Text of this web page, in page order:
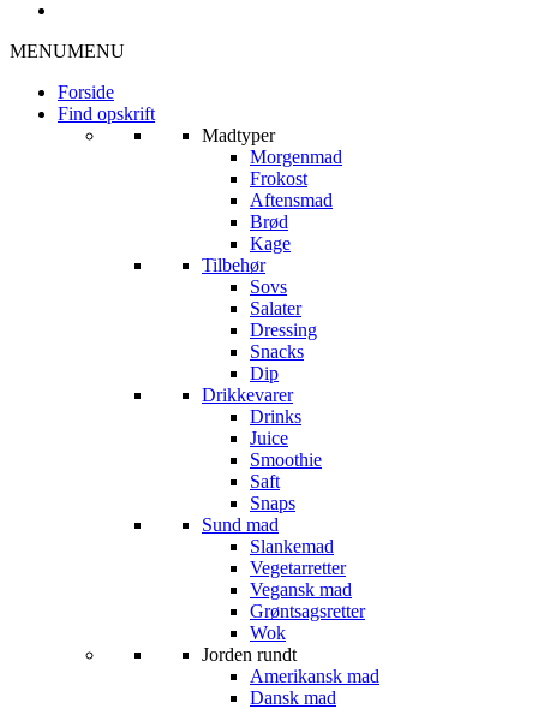
MENUMENU
Forside
Find opskrift
Madtyper
Morgenmad
Frokost
Aftensmad
Brød
Kage
Tilbehør
Sovs
Salater
Dressing
Snacks
Dip
Drikkevarer
Drinks
Juice
Smoothie
Saft
Snaps
Sund mad
Slankemad
Vegetarretter
Vegansk mad
Grøntsagsretter
Wok
Jorden rundt
Amerikansk mad
Dansk mad